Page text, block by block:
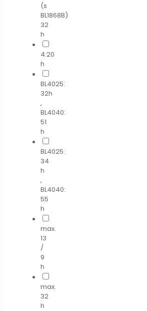
(s
BL1868B)
32
h
4:20
h
BL4025:
32h
,
BL4040:
51
h
BL4025:
34
h
,
BL4040:
55
h
max.
13
/
9
h
max.
32
h